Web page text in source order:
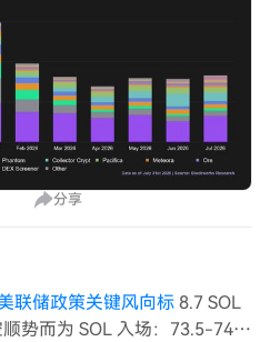
分享
联储政策关键风向标 8.7 SOL
势而为 SOL 入场：73.5-74.5